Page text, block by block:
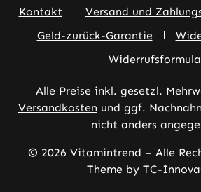
Kontakt
Versand und
Geld-zurück-Garantie
Alle Preise inkl. gesetzl.
Versandkosten und ggf.
nicht anders
© 2026 Vitamintrend – Alle
Theme by TC-